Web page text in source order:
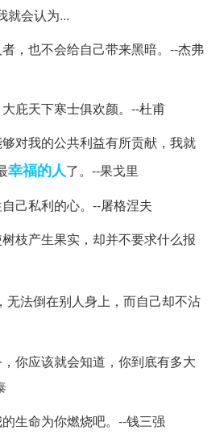
就会认为...
，也不会给自己带来黑暗。--杰弗
庇天下寒士俱欢颜。--杜甫
对我的公共利益有所贡献，我就
幸福的人了。--果戈里
己私利的心。--屠格涅夫
枝产生果实，却并不要求什么报
无法倒在别人身上，而自己却不沾
你应该就会知道，你到底有多大
生命为你燃烧吧。--钱三强